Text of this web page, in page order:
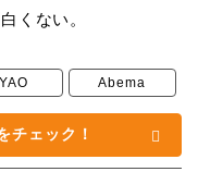
くない。
Abema
チェック！